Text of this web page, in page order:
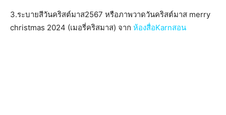
3.ระบายสีวันคริสต์มาส2567 หรือภาพวาดวันคริสต์มาส merry
christmas 2024 (เมอรี่คริสมาส) จาก ห้องสื่อKarnสอน